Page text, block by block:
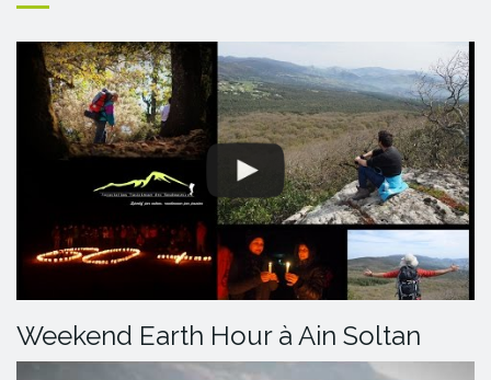
Weekend Earth Hour à Ain Soltan